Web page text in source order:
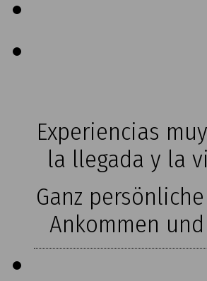
Experiencias
la llegada y la
Ganz
Ankommen